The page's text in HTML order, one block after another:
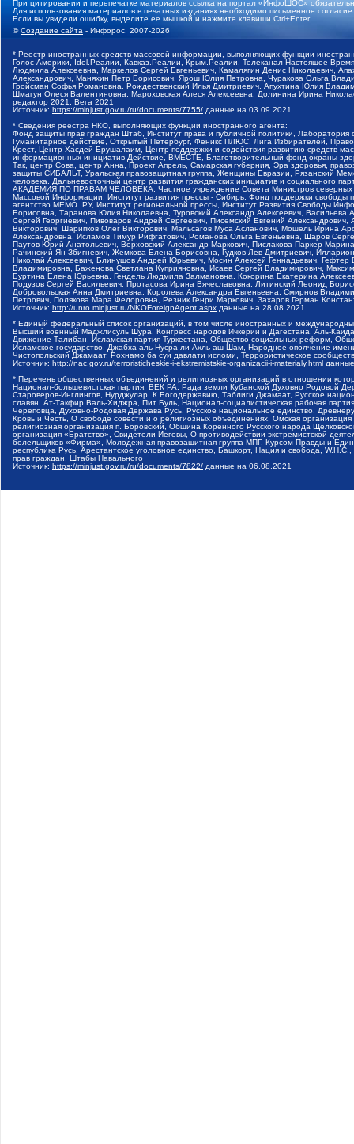
При цитировании и перепечатке материалов ссылка на портал «ИнфоШОС»
Для использования материалов в печатных изданиях необходимо письменное
Если вы увидели ошибку, выделите ее мышкой и нажмите клавиши Ctrl+Enter
©Создание сайта - Инфорос, 2007-2026
* Реестр иностранных средств массовой информации, выполняющих функции
Голос Америки, Idel.Реалии, Кавказ.Реалии, Крым.Реалии, Телеканал Настоящее
Людмила Алексеевна, Маркелов Сергей Евгеньевич, Камалягин Денис Николаевич,
Александрович, Маняхин Петр Борисович, Ярош Юлия Петровна, Чуракова Ольга
Гройсман Софья Романовна, Рождественский Илья Дмитриевич, Апухтина Юлия
Шмагун Олеся Валентиновна, Мароховская Алеся Алексеевна, Долинина Ирина
редактор 2021, Вега 2021
Источник: https://minjust.gov.ru/ru/documents/7755/ данные на 03.09.2021
* Сведения реестра НКО, выполняющих функции иностранного агента:
Фонд защиты прав граждан Штаб, Институт права и публичной политики,
Гуманитарное действие, Открытый Петербург, Феникс ПЛЮС, Лига Избирателей,
Крест, Центр Хасдей Ерушалаим, Центр поддержки и содействия развитию средств
информационных инициатив Действие, ВМЕСТЕ, Благотворительный фонд охраны
Так, центр Сова, центр Анна, Проект Апрель, Самарская губерния, Эра здоровья,
защиты СИБАЛЬТ, Уральская правозащитная группа, Женщины Евразии, Рязанский
человека, Дальневосточный центр развития гражданских инициатив и социального
АКАДЕМИЯ ПО ПРАВАМ ЧЕЛОВЕКА, Частное учреждение Совета Министров северных
Массовой Информации, Институт развития прессы - Сибирь, Фонд поддержки
агентство МЕМО. РУ, Институт региональной прессы, Институт Развития Свободы
Борисовна, Таранова Юлия Николаевна, Туровский Александр Алексеевич,
Сергей Георгиевич, Пивоваров Андрей Сергеевич, Писемский Евгений
Викторович, Шарипков Олег Викторович, Мальсагов Муса Асланович, Мошель Ирина
Александровна, Исламов Тимур Рифгатович, Романова Ольга Евгеньевна, Щаров
Паутов Юрий Анатольевич, Верховский Александр Маркович, Пислакова-Паркер
Рачинский Ян Збигневич, Жемкова Елена Борисовна, Гудков Лев Дмитриевич,
Николай Алексеевич, Блинушов Андрей Юрьевич, Мосин Алексей Геннадьевич,
Владимировна, Баженова Светлана Куприяновна, Исаев Сергей Владимирович,
Буртина Елена Юрьевна, Гендель Людмила Залмановна, Кокорина Екатерина
Подузов Сергей Васильевич, Протасова Ирина Вячеславовна, Литинский Леонид
Добровольская Анна Дмитриевна, Королева Александра Евгеньевна, Смирнов
Петрович, Полякова Мара Федоровна, Резник Генри Маркович, Захаров Герман
Источник: http://unro.minjust.ru/NKOForeignAgent.aspx данные на 28.08.2021
* Единый федеральный список организаций, в том числе иностранных и
Высший военный Маджлисуль Шура, Конгресс народов Ичкерии и Дагестана, Аль-
Движение Талибан, Исламская партия Туркестана, Общество социальных реформ,
Исламское государство, Джабха аль-Нусра ли-Ахль аш-Шам, Народное ополчение
Чистопольский Джамаат, Рохнамо ба суи давлати исломи, Террористическое
Источник: http://nac.gov.ru/terroristicheskie-i-ekstremistskie-organizacii-i-materialy.html
* Перечень общественных объединений и религиозных организаций в отношении
Национал-большевистская партия, ВЕК РА, Рада земли Кубанской Духовно Родовой
Староверов-Инглингов, Нурджулар, К Богодержавию, Таблиги Джамаат, Русское
славян, Ат-Такфир Валь-Хиджра, Пит Буль, Национал-социалистическая рабочая
Череповца, Духовно-Родовая Держава Русь, Русское национальное единство,
Кровь и Честь, О свободе совести и о религиозных объединениях, Омская
религиозная организация п. Боровский, Община Коренного Русского народа
организация «Братство», Свидетели Иеговы, О противодействии экстремистской
болельщиков «Фирма», Молодежная правозащитная группа МПГ, Курсом Правды и
республика Русь, Арестантское уголовное единство, Башкорт, Нация и свобода,
прав граждан, Штабы Навального
Источник: https://minjust.gov.ru/ru/documents/7822/ данные на 06.08.2021